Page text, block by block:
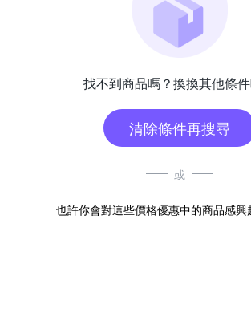
找不到商品嗎？換換其他條件
清除條件再搜尋
或
也許你會對這些價格優惠中的商品感興